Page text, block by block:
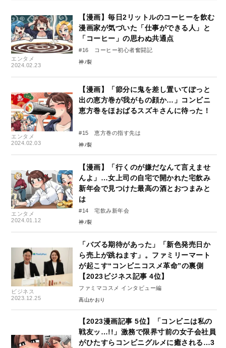
エンタメ
2024.02.23
【漫画】毎日2リットルのコーヒーを飲む
漫画家が気づいた「仕事ができる人」と
「コーヒー」の思わぬ共通点
#16 コーヒー初心者奮闘記
神ﾉ裂
エンタメ
2024.02.03
【漫画】「節分に鬼を差し置いてぽっと
出の恵方巻が我がもの顔か…」コンビニ
恵方巻をほおばるスズキさんに待った！
#15 恵方巻の指す先は
神ﾉ裂
エンタメ
2024.01.12
【漫画】「行くのが嫌だなんて言えませ
んよ」…女上司の自宅で開かれた宅飲み
新年会で見つけた最高の酒とおつまみと
は
#14 宅飲み新年会
神ﾉ裂
ビジネス
2023.12.25
「バズる期待があった」「新色発売日か
ら売上が跳ねます」。ファミリーマート
が起こす“コンビニコスメ革命”の裏側
【2023ビジネス記事 4位】
ファミマコスメ インタビュー編
高山かおり
【2023漫画記事 5位】「コンビニは私の
戦友ッ…!!」激務で限界寸前の女子会社員
がひたすらコンビニグルメに癒される…3